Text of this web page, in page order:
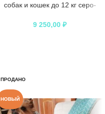
собак и кошек до 12 кг серо-
9 250,00 ₽
ПРОДАНО
НОВЫЙ